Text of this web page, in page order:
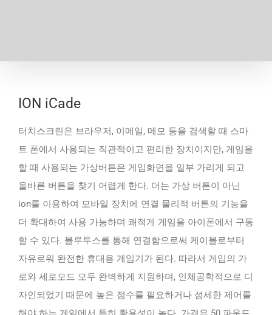
ION iCade
터치스크린은 브라우저, 이메일, 메모 등을 검색할 때 스마
트 폰에서 사용되는 직관적이고 편리한 장치이지만, 게임을
할 때 사용되는 가상버튼은 게임화면을 일부 가리게 되고
올바른 버튼을 찾기 어렵게 한다. 더는 가상 버튼이 아닌
ion를 이용하여 모바일 장치에 연결 물리적 버튼의 기능을
더 확대하여 사용 가능하며 쾌적게 게임을 아이폰에서 구동
할 수 있다. 블루투스를 통해 연결함으로써 케이블로부터
자유로워 완전한 휴대용 게임기가 된다. 따라서 게임의 가
로와 세로모드 모두 완벽하게 지원하며, 인체공학적으로 디
자인되었기 때문에 높은 점수를 필요하거나 섬세한 제어를